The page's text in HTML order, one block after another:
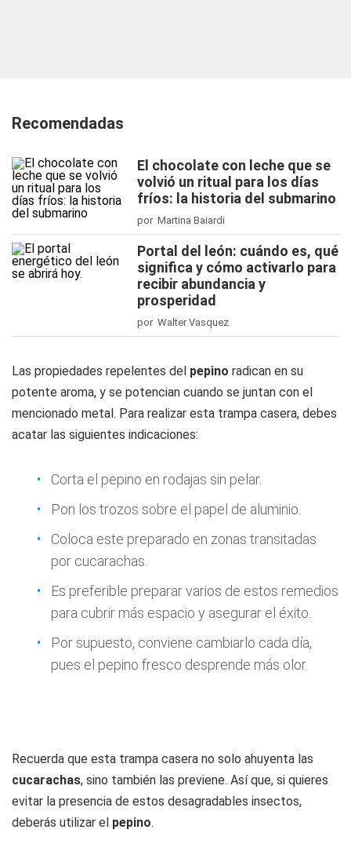
Recomendadas
El chocolate con leche que se
volvió un ritual para los días
fríos: la historia del submarino
por Martina Baiardi
Portal del león: cuándo es, qué
significa y cómo activarlo para
recibir abundancia y
prosperidad
por Walter Vasquez
Las propiedades repelentes del pepino radican en su
potente aroma, y se potencian cuando se juntan con el
mencionado metal. Para realizar esta trampa casera, debes
acatar las siguientes indicaciones:
Corta el pepino en rodajas sin pelar.
Pon los trozos sobre el papel de aluminio.
Coloca este preparado en zonas transitadas
por cucarachas.
Es preferible preparar varios de estos remedios
para cubrir más espacio y asegurar el éxito.
Por supuesto, conviene cambiarlo cada día,
pues el pepino fresco desprende más olor.
Recuerda que esta trampa casera no solo ahuyenta las
cucarachas, sino también las previene. Así que, si quieres
evitar la presencia de estos desagradables insectos,
deberás utilizar el pepino.